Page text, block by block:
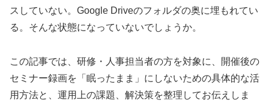
スしていない。Google Driveのフォルダの奥に埋もれてい
る。そんな状態になっていないでしょうか。
この記事では、研修・人事担当者の方を対象に、開催後の
セミナー録画を「眠ったまま」にしないための具体的な活
用方法と、運用上の課題、解決策を整理してお伝えしま